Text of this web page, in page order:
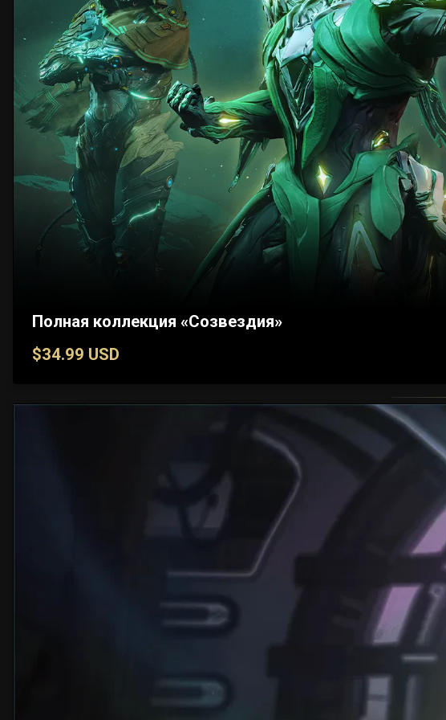
Полная коллекция «Созвездия»
$34.99 USD